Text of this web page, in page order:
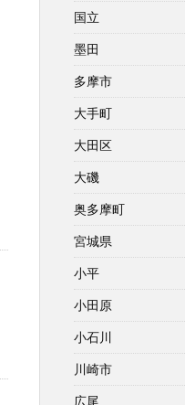
国立
墨田
多摩市
大手町
大田区
大磯
奥多摩町
宮城県
小平
小田原
小石川
川崎市
広尾